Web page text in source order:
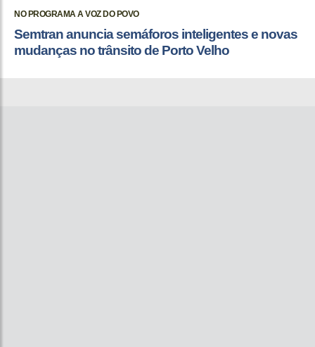
NO PROGRAMA A VOZ DO POVO
Semtran anuncia semáforos inteligentes e novas
mudanças no trânsito de Porto Velho